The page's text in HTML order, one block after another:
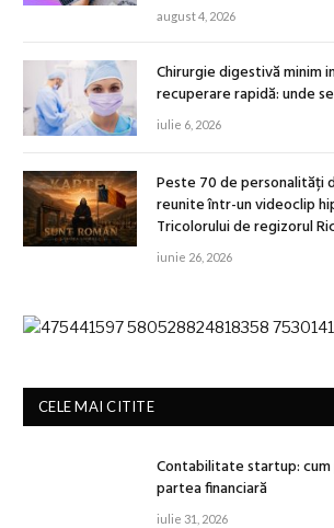
august 4, 2026
Chirurgie digestivă minim
recuperare rapidă: unde
iulie 6, 2026
Peste 70 de personalități
reunite într-un videoclip
Tricolorului de regizorul
iunie 26, 2026
CELE MAI CITITE
Contabilitate startup:
partea financiară
iulie 31, 2026